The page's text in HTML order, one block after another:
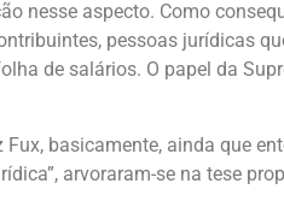
nesse aspecto. Como
pessoas
de salários. O papel da
basicamente, ainda que
arvoraram-se na tese